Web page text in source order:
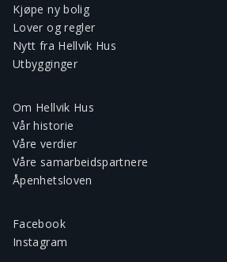
Kjøpe ny bolig
Lover og regler
Nytt fra Hellvik Hus
Utbygginger
Om Hellvik Hus
Vår historie
Våre verdier
Våre samarbeidspartnere
Åpenhetsloven
Facebook
Instagram